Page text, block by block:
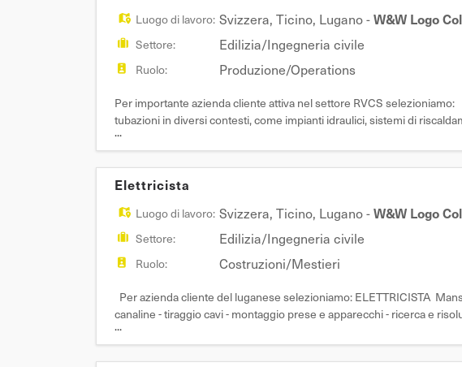
Luogo di lavoro: Svizzera,Ticino, Lugano-W&W Logo
Settore: Edilizia/Ingegneria civile
Ruolo: Produzione/Operations
Per importante azienda cliente attiva nel settore RVCS
tubazioni in diversi contesti, come impianti idraulici, sistemi di
esperienza nella mansione di minimo 5 ann
...
Elettricista
Luogo di lavoro: Svizzera,Ticino, Lugano-W&W Logo
Settore: Edilizia/Ingegneria civile
Ruolo: Costruzioni/Mestieri
Per azienda cliente del luganese selezioniamo: ELETTRICISTA
canaline - tiraggio cavi - montaggio prese e apparecchi - ricerca e
o titolo equivalente - pregressa
...